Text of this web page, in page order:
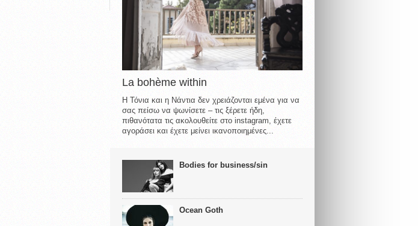
La bohème within
Η Τόνια και η Νάντια δεν χρειάζονται εμένα για να
σας πείσω να ψωνίσετε – τις ξέρετε ήδη,
πιθανότατα τις ακολουθείτε στο instagram, έχετε
αγοράσει και έχετε μείνει ικανοποιημένες...
Bodies for business/sin
Ocean Goth